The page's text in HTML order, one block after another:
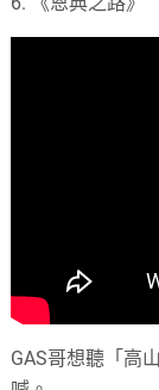
GAS哥想聽「高